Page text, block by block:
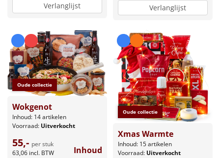
Verlanglijst
Verlanglijst
Oude collectie
Wokgenot
Inhoud: 14 artikelen
Voorraad: Uitverkocht
55,- per stuk
63,06 incl. BTW Inhoud
Oude collectie
Xmas Warmte
Inhoud: 15 artikelen
Voorraad: Uitverkocht